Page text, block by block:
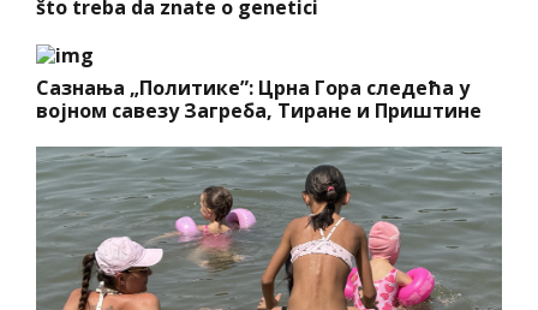
što treba da znate o genetici
Сазнања „Политике”: Црна Гора следећа у
војном савезу Загреба, Тиране и Приштине